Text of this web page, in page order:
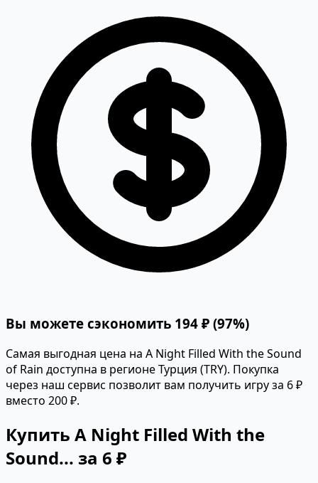
Вы можете сэкономить 194 ₽ (97%)
Самая выгодная цена на A Night Filled With the Sound
of Rain доступна в регионе Турция (TRY). Покупка
через наш сервис позволит вам получить игру за 6 ₽
вместо 200 ₽.
Купить A Night Filled With the
Sound... за 6 ₽